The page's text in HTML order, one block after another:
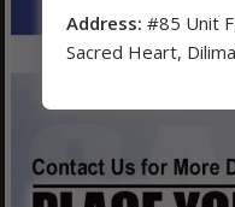
Address: #85 Unit
Sacred Heart,